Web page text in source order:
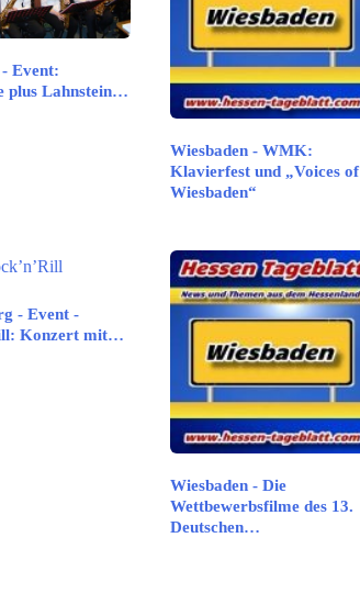
Event:
plus Lahnstein…
Wiesbaden - WMK:
Klavierfest und „Voices of
Wiesbaden“
- Event -
Konzert mit…
Wiesbaden - Die
Wettbewerbsfilme des 13.
Deutschen…